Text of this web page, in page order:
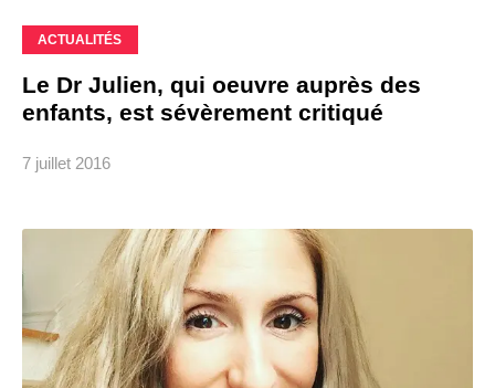
ACTUALITÉS
Le Dr Julien, qui oeuvre auprès des
enfants, est sévèrement critiqué
7 juillet 2016